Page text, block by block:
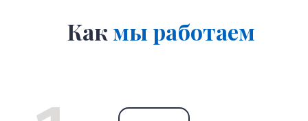
Какмы работаем